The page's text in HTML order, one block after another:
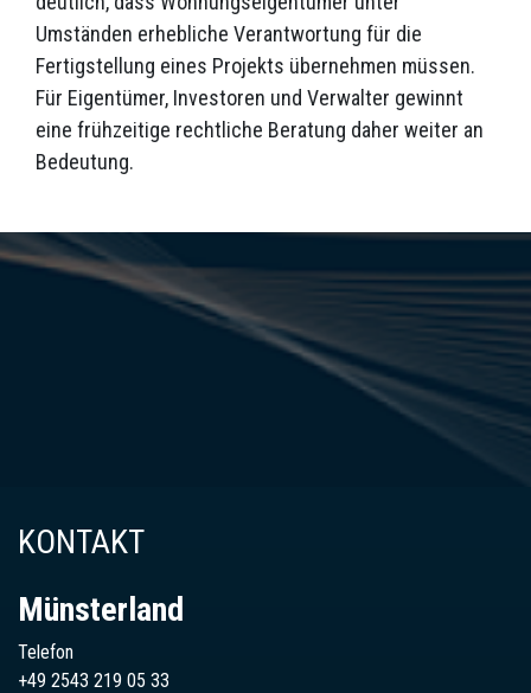
Umständen erhebliche Verantwortung für die
Fertigstellung eines Projekts übernehmen müssen.
Für Eigentümer, Investoren und Verwalter gewinnt
eine frühzeitige rechtliche Beratung daher weiter an
Bedeutung.
KONTAKT
Münsterland
Telefon
+49 2543 219 05 33